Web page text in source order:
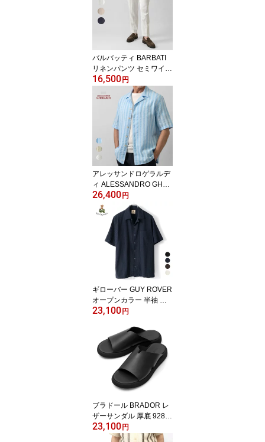
ュ ライトブルー ブラッ
ク 26SS 半袖 ニット 夏
春 ニットT サマーニット
Tシャツ コットン 綿 無地
ブランド 白 黒 大きいサ
イズ
バルバッティ BARBATI
リネンパンツ セミワイド
2プリーツ P-OLIVER 12
6921 リネン 26SS スラ
ックス ツープリーツ テ
ーパード スリム メンズ
ビジネス ドレス カジュ
アル ベージュ オフホワ
イト ネイビー 春 夏 タッ
ク 2タック ツータック イ
タリア おしゃれ
16,500 円
アレッサンドロゲラルデ
ィ ALESSANDRO GHER
ARDI シャドウストライ
プ シアサッカー オープ
ンカラーシャツ 半袖シャ
ツ MIAMI6 7636 開襟シ
ャツ コットン ホワイト
白 サックス カーキ イタ
リア メンズ 半袖 シャツ
カジュアル 夏 無地 オー
プンカラー 開襟
26,400 円
ギローバー GUY ROVER
オープンカラー 半袖 織
柄 シャドーストライプ
61231 コットン シャツ
メンズ 開襟シャツ 26SS
カジュアル ビジネス ゆ
ったり 春 夏 無地 ブラッ
ク 黒 ホワイト アイボリ
ー 白 ブラウン ネイビー
23,100 円
ブラドール BRADOR レ
ザーサンダル 厚底 9286
4 NERO ブラック 黒 本
革 高級 バケッタレザー
23,100 円